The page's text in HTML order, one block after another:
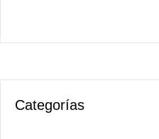
Categorías